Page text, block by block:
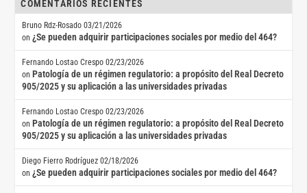
COMENTARIOS RECIENTES
Bruno Rdz-Rosado 03/21/2026
on¿Se pueden adquirir participaciones sociales por medio del 464?
Fernando Lostao Crespo 02/23/2026
on Patología de un régimen regulatorio: a propósito del Real Decreto
905/2025 y su aplicación a las universidades privadas
Fernando Lostao Crespo 02/23/2026
on Patología de un régimen regulatorio: a propósito del Real Decreto
905/2025 y su aplicación a las universidades privadas
Diego Fierro Rodríguez 02/18/2026
on¿Se pueden adquirir participaciones sociales por medio del 464?